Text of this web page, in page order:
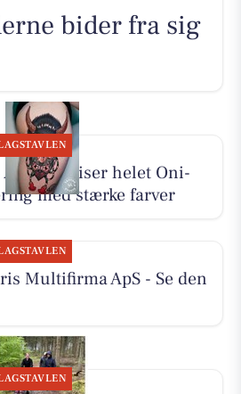
bider fra sig
viser helet Oni-
med stærke farver
Multifirma ApS - Se den